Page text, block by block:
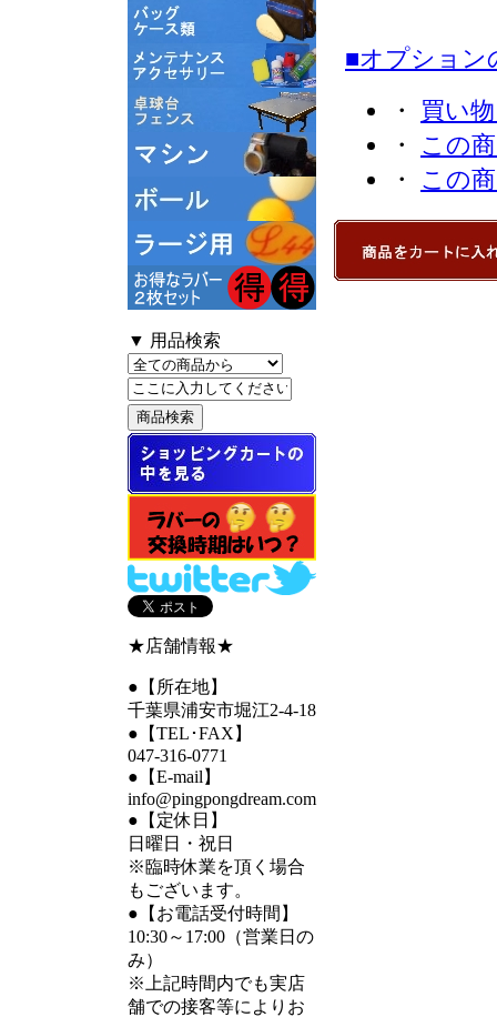
▼ 用品検索
★店舗情報★
●【所在地】
千葉県浦安市堀江2-4-18
●【TEL･FAX】
047-316-0771
●【E-mail】
info@pingpongdream.com
●【定休日】
日曜日・祝日
※臨時休業を頂く場合
もございます。
●【お電話受付時間】
10:30～17:00（営業日の
み）
※上記時間内でも実店
舗での接客等によりお
■オプション
・ 買い
・ この
・ この